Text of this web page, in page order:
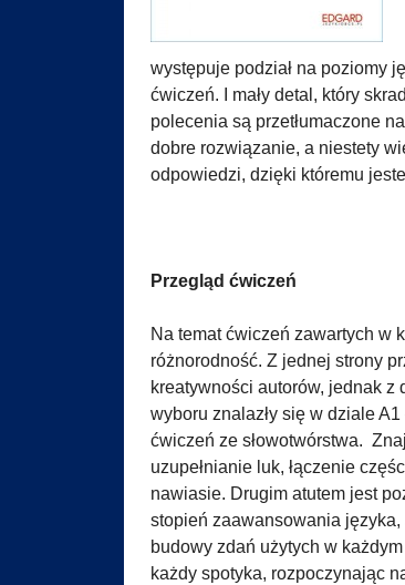
występuje podział na poziomy
ćwiczeń. I mały detal, który
polecenia są przetłumaczone
dobre rozwiązanie, a niestety
odpowiedzi, dzięki któremu
Przegląd ćwiczeń
Na temat ćwiczeń zawartych w
różnorodność. Z jednej strony
kreatywności autorów, jednak z
wyboru znalazły się w dziale
ćwiczeń ze słowotwórstwa.
uzupełnianie luk, łączenie
nawiasie. Drugim atutem jest
stopień zaawansowania
budowy zdań użytych w
każdy spotyka, rozpoczynając